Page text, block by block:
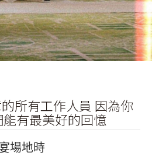
所有工作人員 因為你
有最美好的回憶
場地時